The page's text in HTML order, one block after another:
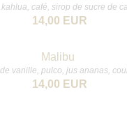
kahlua, café, sirop de sucre de
14,00 EUR
Malibu
vanille, pulco, jus ananas,
14,00 EUR